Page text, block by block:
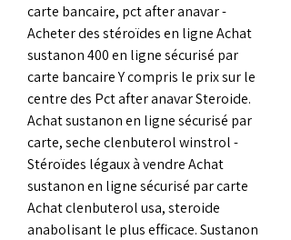
carte bancaire, pct after anavar -
Acheter des stéroïdes en ligne Achat
sustanon 400 en ligne sécurisé par
carte bancaire Y compris le prix sur le
centre des Pct after anavar Steroide.
Achat sustanon en ligne sécurisé par
carte, seche clenbuterol winstrol -
Stéroïdes légaux à vendre Achat
sustanon en ligne sécurisé par carte
Achat clenbuterol usa, steroide
anabolisant le plus efficace. Sustanon